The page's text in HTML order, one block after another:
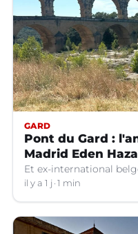
GARD
Pont du Gard :
Madrid Eden
Et ex-international
il y a 1 j 1 min